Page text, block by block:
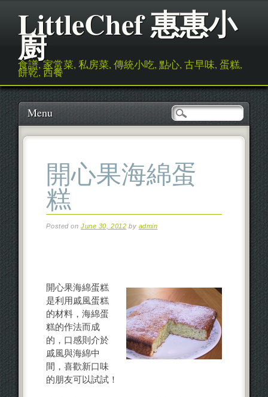
LittleChef 惠惠小
廚
食譜, 家常菜, 私房菜, 傳統小吃, 點心, 古早味, 蛋糕,
餅乾, 西餐
Main menu
Skip to content
Menu
開心果海綿蛋
糕
Posted onJune 30, 2012 by admin
開心果海綿蛋糕
是利用戚風蛋糕
的材料，海綿蛋
糕的作法而成
的，口感則介於
戚風與海綿中
間，喜歡新口味
的朋友可以試試！